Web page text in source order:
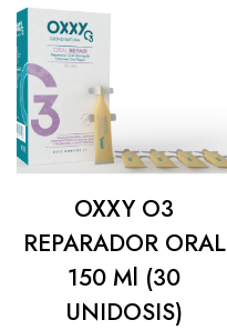
OXXY O3
REPARADOR ORAL
150 Ml (30
UNIDOSIS)